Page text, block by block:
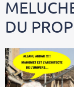
DU